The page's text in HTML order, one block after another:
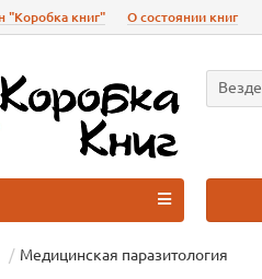
"Коробка книг" О состоянии книг
Везде
Медицинская паразитология